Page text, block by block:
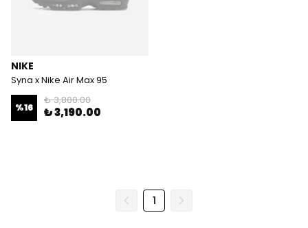
NIKE
Syna x Nike Air Max 95
%16
₺ 3,800.00
₺ 3,190.00
1